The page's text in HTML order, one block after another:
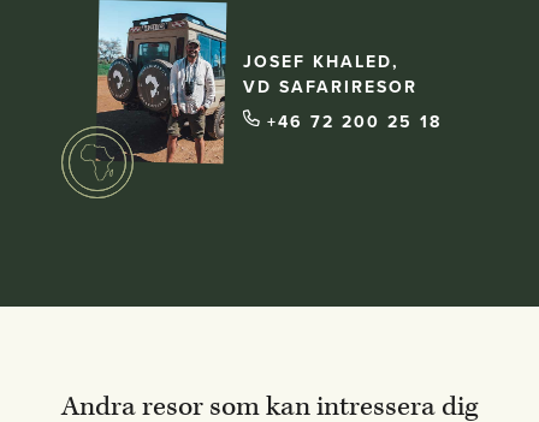
JOSEF KHALED,
VD SAFARIRESOR
+46 72 200 25 18
Andra resor som kan intressera dig